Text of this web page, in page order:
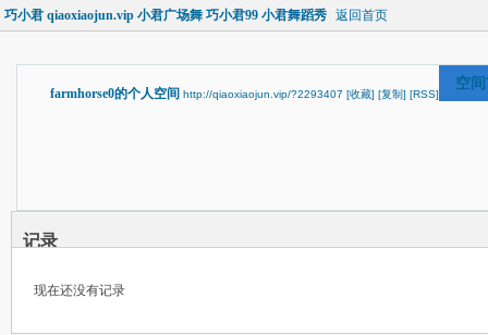
巧小君 qiaoxiaojun.vip 小君广场舞 巧小君99 小君舞蹈秀 返回首页
farmhorse0的个人空间 http://qiaoxiaojun.vip/?2293407 [收藏] [复制] [RSS]
空
记录
现在还没有记录